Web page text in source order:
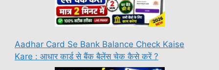
Aadhar Card Se Bank Balance Check Kaise
Kare : आधार कार्ड से बैंक बैलेंस चेक कैसे करें ?